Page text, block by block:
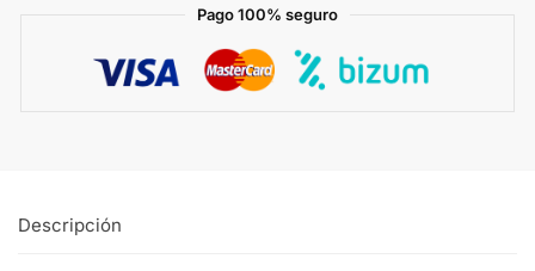
Pago 100% seguro
Descripción